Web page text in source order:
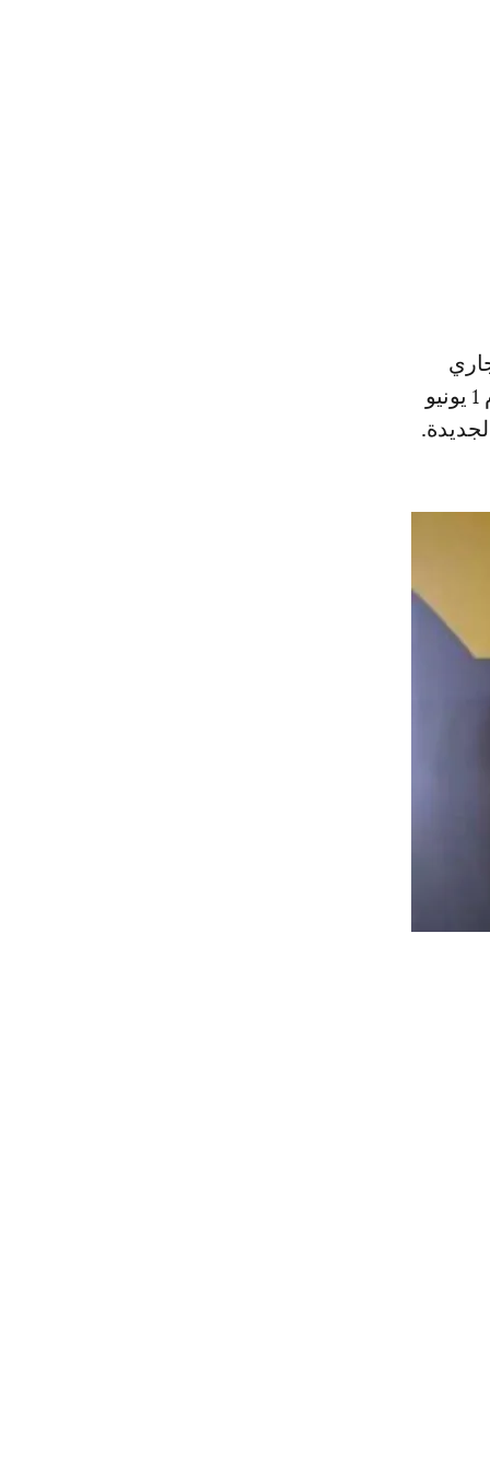
الذهاب يوم 24 ماي الجاري
على ملعب لوفتوس فيرسفيلد بجنوب إفريقيا، بينما تقام مباراة الإياب يوم 1 يونيو